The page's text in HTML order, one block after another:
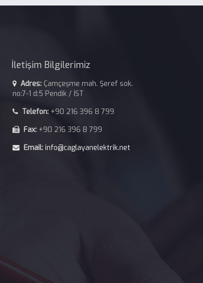
İletişim Bilgilerimiz
Adres: Çamçeşme mah. Şeref sok.
no:7-1 d:5 Pendik / İST
Telefon: +90 216 396 8 799
Fax: +90 216 396 8 799
Email: info@caglayanelektrik.net